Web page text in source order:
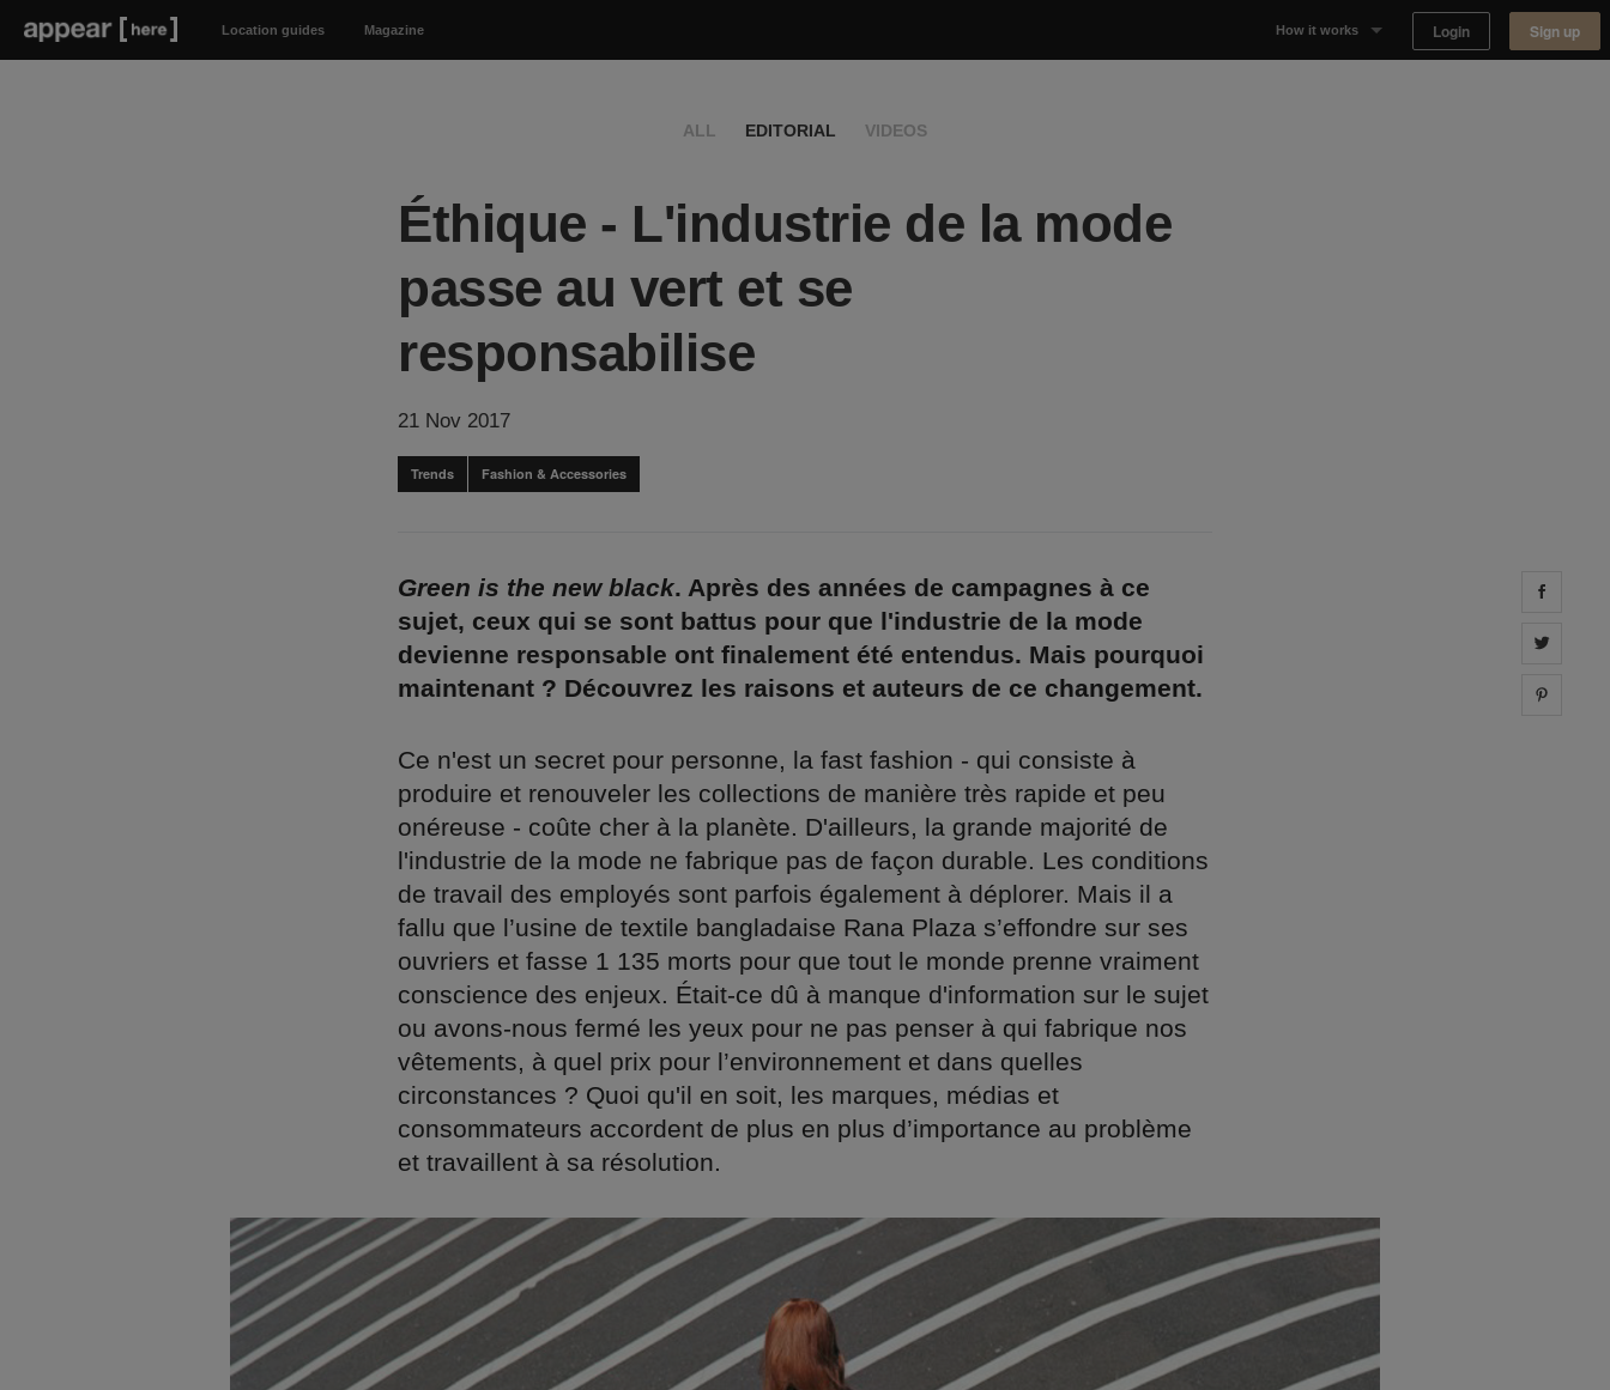
Location guides Magazine How it works Login Sign up
ALL EDITORIAL VIDEOS
Éthique - L'industrie de la mode
passe au vert et se
responsabilise
21 Nov 2017
Trends Fashion & Accessories
Green is the new black. Après des années de campagnes à ce
sujet, ceux qui se sont battus pour que l'industrie de la mode
devienne responsable ont finalement été entendus. Mais pourquoi
maintenant ? Découvrez les raisons et auteurs de ce changement.
Ce n'est un secret pour personne, la fast fashion - qui consiste à
produire et renouveler les collections de manière très rapide et peu
onéreuse - coûte cher à la planète. D'ailleurs, la grande majorité de
l'industrie de la mode ne fabrique pas de façon durable. Les conditions
de travail des employés sont parfois également à déplorer. Mais il a
fallu que l’usine de textile bangladaise Rana Plaza s’effondre sur ses
ouvriers et fasse 1 135 morts pour que tout le monde prenne vraiment
conscience des enjeux. Était-ce dû à manque d'information sur le sujet
ou avons-nous fermé les yeux pour ne pas penser à qui fabrique nos
vêtements, à quel prix pour l’environnement et dans quelles
circonstances ? Quoi qu'il en soit, les marques, médias et
consommateurs accordent de plus en plus d’importance au problème
et travaillent à sa résolution.